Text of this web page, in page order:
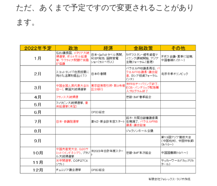
ただ、あくまで予定ですので変更されることがあり
ます。